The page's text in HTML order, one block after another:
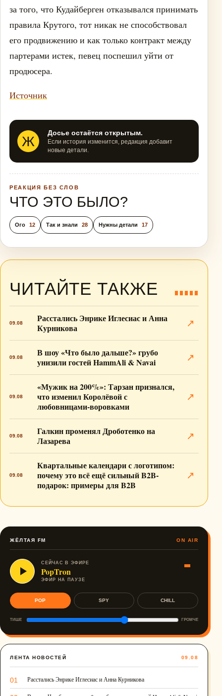
за того, что Кудайберген отказывался принимать
правила Крутого, тот никак не способствовал
его продвижению и как только контракт между
партерами истек, певец поспешил уйти от
продюсера.
Источник
Ж
Досье остаётся открытым.
Если история изменится, редакция добавит
новые детали.
РЕАКЦИЯ БЕЗ СЛОВ
ЧТО ЭТО БЫЛО?
Ого 12 Так и знали 28 Нужны детали 17
ЧИТАЙТЕ ТАКЖЕ
09.08
Расстались Энрике Иглесиас и Анна
Курникова
↗
09.08
В шоу «Что было дальше?» грубо
унизили гостей HammAli & Navai
↗
09.08
«Мужик на 200%»: Тарзан признался,
что изменил Королёвой с
любовницами-воровками
↗
09.08
Галкин променял Дроботенко на
Лазарева
↗
09.08
Квартальные календари с логотипом:
почему это всё ещё сильный B2B-
подарок: примеры для B2B
↗
ЖЁЛТАЯ FM ON AIR
СЕЙЧАС В ЭФИРЕ
PopTron
ЭФИР НА ПАУЗЕ
POP SPY CHILL
ТИШЕ ГРОМЧЕ
ЛЕНТА НОВОСТЕЙ 09.08
01 Расстались Энрике Иглесиас и Анна Курникова